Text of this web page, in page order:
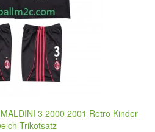
3 2000 2001 Retro Kinder
Trikotsatz